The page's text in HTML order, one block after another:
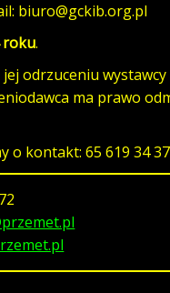
biuro@gckib.org.pl
roku.
odrzuceniu
ma prawo
o kontakt: 65 619 34